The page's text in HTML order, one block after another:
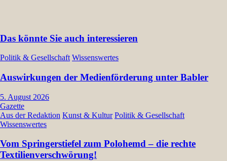
Das könnte Sie auch interessieren
Politik & Gesellschaft Wissenswertes
Auswirkungen der Medienförderung unter Babler
5. August 2026
Gazette
Aus der Redaktion Kunst & Kultur Politik & Gesellschaft
Wissenswertes
Vom Springerstiefel zum Polohemd – die rechte
Textilienverschwörung!